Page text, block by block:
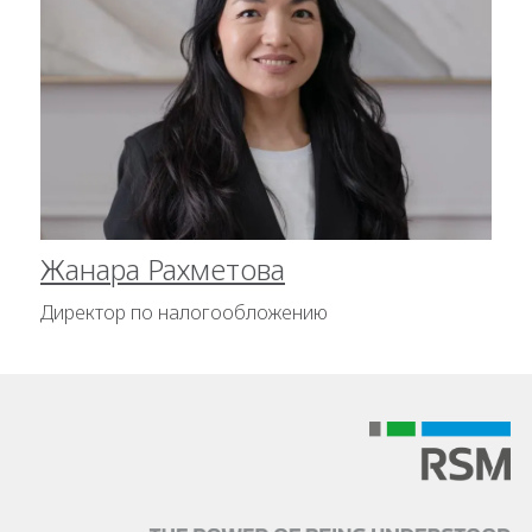
Жанара Рахметова
Директор по налогообложению